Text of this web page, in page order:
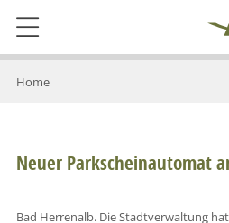
Home
Neuer Parkscheinautomat
Bad Herrenalb. Die Stadtverwaltung